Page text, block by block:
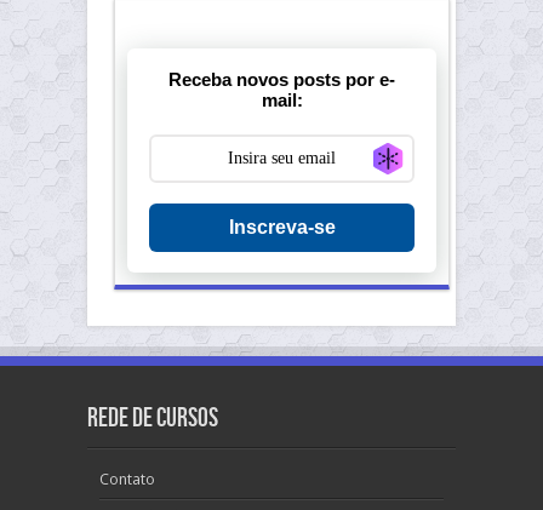
Receba novos posts por e-
mail:
Generate new
Inscreva-se
Rede de Cursos
Contato